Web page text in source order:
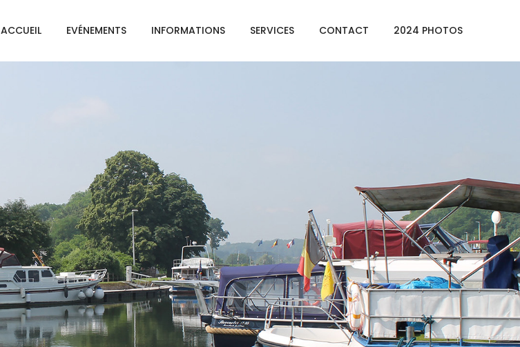
ACCUEIL EVÉNEMENTS INFORMATIONS SERVICES CONTACT 2024 PHOTOS